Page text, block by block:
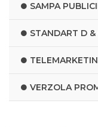
SAMPA
STANDART D &
VERZOLA